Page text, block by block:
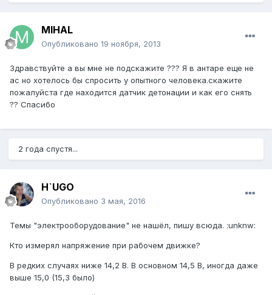
MIHAL
Опубликовано 19 ноября, 2013
Здравствуйте а вы мне не подскажите ??? Я в антаре еще не
ас но хотелось бы спросить у опытного человека.скажите
пожалуйста где находится датчик детонации и как его снять
?? Спасибо
2 года спустя...
H`UGO
Опубликовано 3 мая, 2016
Темы "электрооборудование" не нашёл, пишу всюда. :unknw:
Кто измерял напряжение при рабочем движке?
В редких случаях ниже 14,2 В. В основном 14,5 В, иногда даже
выше 15,0 (15,3 было)